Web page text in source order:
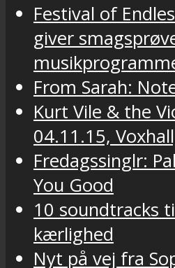
Festival of
giver
From Sarah:
Kurt Vile & the
04.11.15,
Fredagssinglr:
You Good
10 soundtracks
kærlighed
Nyt på vej fra